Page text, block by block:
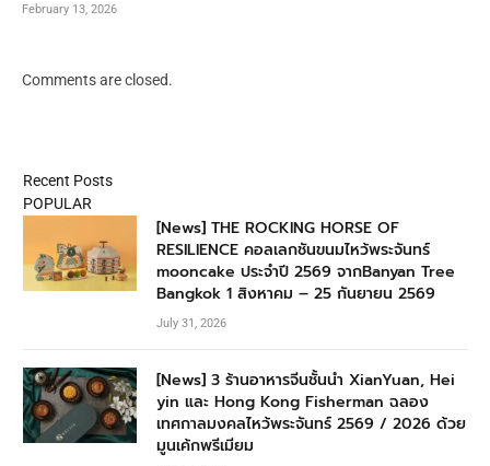
February 13, 2026
Comments are closed.
Recent Posts
POPULAR
[News] THE ROCKING HORSE OF
RESILIENCE คอลเลกชันขนมไหว้พระจันทร์
mooncake ประจำปี 2569 จากBanyan Tree
Bangkok 1 สิงหาคม – 25 กันยายน 2569
July 31, 2026
[News] 3 ร้านอาหารจีนชั้นนำ XianYuan, Hei
yin และ Hong Kong Fisherman ฉลอง
เทศกาลมงคลไหว้พระจันทร์ 2569 / 2026 ด้วย
มูนเค้กพรีเมียม